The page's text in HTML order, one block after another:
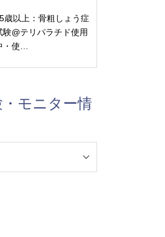
歳以上：骨粗しょう症
験@テリパラチド使用
・使…
モニター情